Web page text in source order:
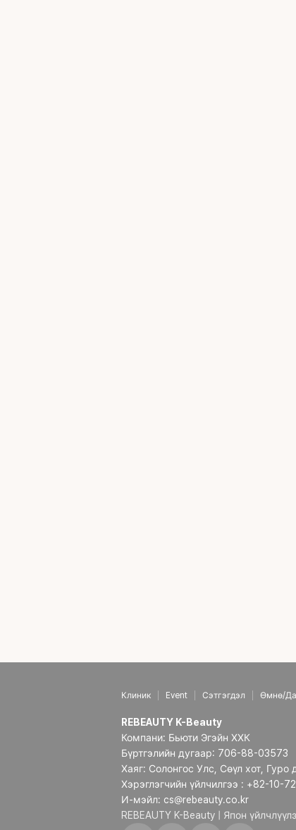
Клиник Event Сэтгэгдэл Өмнө/
REBEAUTY K-Beauty
Компани: Бьюти Эгэйн ХХК
Бүртгэлийн дугаар: 706-88-03573
Хаяг: Солонгос Улс, Сөүл хот,
Хэрэглэгчийн үйлчилгээ : +82-10-
И-мэйл: cs@rebeauty.co.kr
REBEAUTY K-Beauty | Япон